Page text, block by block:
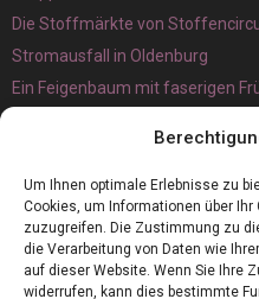
Um Ihnen optimale Erlebnisse zu
Cookies, um Informationen über
zuzugreifen. Die Zustimmung zu
die Verarbeitung von Daten wie
auf dieser Website. Wenn Sie Ihre
widerrufen, kann dies bestimmte
Die Stoffmärkte von
Stromausfall in Oldenburg
Ein Feigenbaum mit faserigen
Magnetangeln